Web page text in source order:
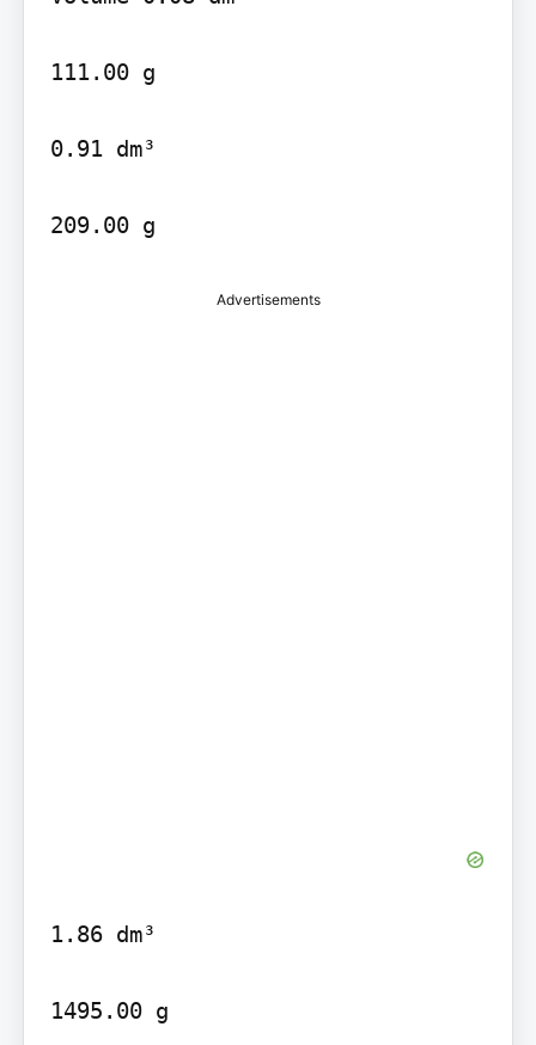
111.00 g
0.91 dm³
Advertisements
1.86 dm³
1495.00 g